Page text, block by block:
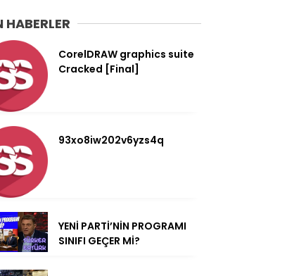
HABERLER
CorelDRAW graphics suite
Cracked [Final]
93xo8iw202v6yzs4q
YENİ PARTİ’NİN PROGRAMI
SINIFI GEÇER Mİ?